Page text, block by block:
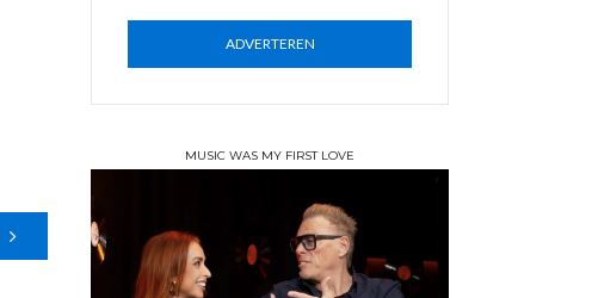
ADVERTEREN
MUSIC WAS MY FIRST LOVE